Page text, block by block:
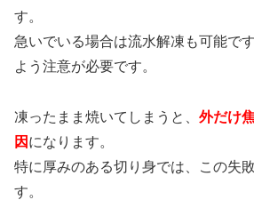
す。
急いでいる場合は流水解凍も可能で
よう注意が必要です。
凍ったまま焼いてしまうと、 外だけ
因 になります。
特に厚みのある切り身では、この失
す。